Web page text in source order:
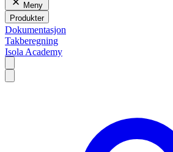
Meny
Produkter
Dokumentasjon
Takberegning
Isola Academy